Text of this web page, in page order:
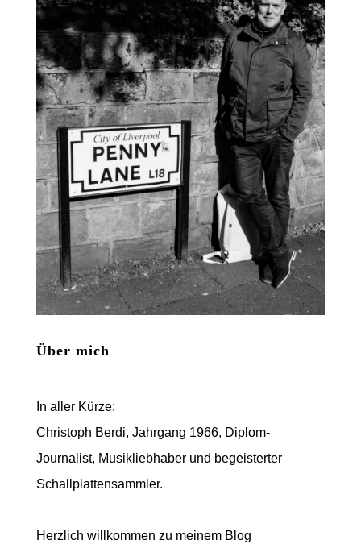
Über mich
In aller Kürze:
Christoph Berdi, Jahrgang 1966, Diplom-
Journalist, Musikliebhaber und begeisterter
Schallplattensammler.
Herzlich willkommen zu meinem Blog